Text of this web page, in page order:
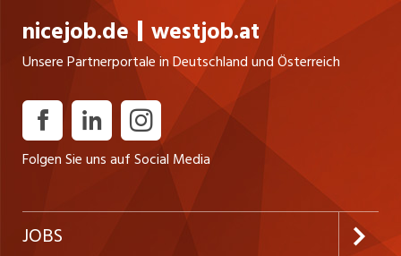
nicejob.de westjob.at
Unsere Partnerportale in Deutschland und Österreich
Folgen Sie uns auf Social Media
JOBS